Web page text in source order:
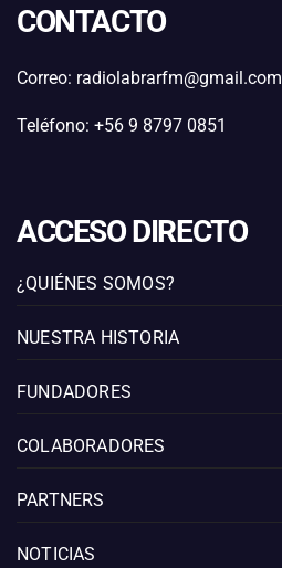
CONTACTO
Correo: radiolabrarfm@gmail.com
Teléfono: +56 9 8797 0851
ACCESO DIRECTO
¿QUIÉNES SOMOS?
NUESTRA HISTORIA
FUNDADORES
COLABORADORES
PARTNERS
NOTICIAS